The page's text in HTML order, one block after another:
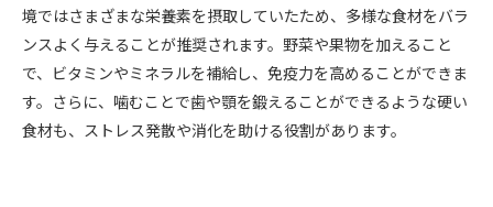
境ではさまざまな栄養素を摂取していたため、多様な食材をバラ
ンスよく与えることが推奨されます。野菜や果物を加えること
で、ビタミンやミネラルを補給し、免疫力を高めることができま
す。さらに、噛むことで歯や顎を鍛えることができるような硬い
食材も、ストレス発散や消化を助ける役割があります。